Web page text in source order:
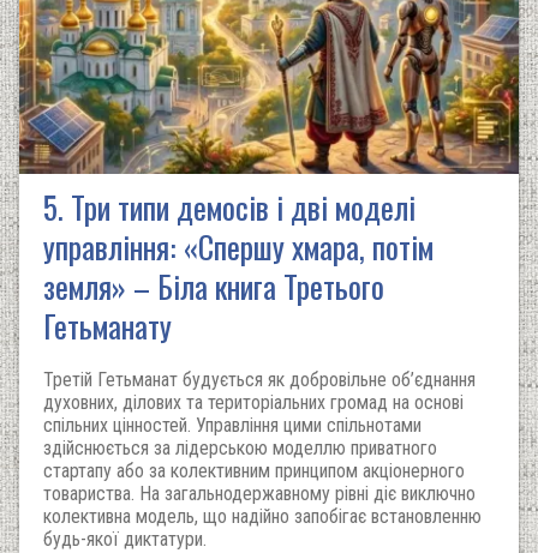
5. Три типи демосів і дві моделі
управління: «Спершу хмара, потім
земля» – Біла книга Третього
Гетьманату
Третій Гетьманат будується як добровільне об’єднання
духовних, ділових та територіальних громад на основі
спільних цінностей. Управління цими спільнотами
здійснюється за лідерською моделлю приватного
стартапу або за колективним принципом акціонерного
товариства. На загальнодержавному рівні діє виключно
колективна модель, що надійно запобігає встановленню
будь-якої диктатури.